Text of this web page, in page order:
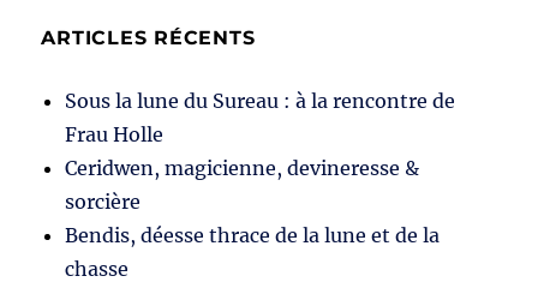
ARTICLES RÉCENTS
Sous la lune du Sureau : à la rencontre de
Frau Holle
Ceridwen, magicienne, devineresse &
sorcière
Bendis, déesse thrace de la lune et de la
chasse